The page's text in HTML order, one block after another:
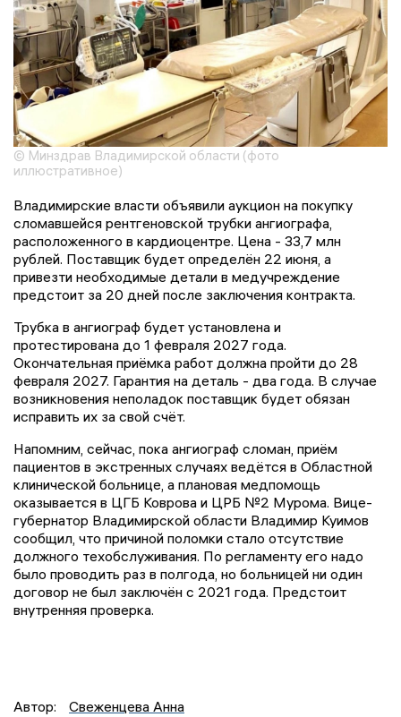
© Минздрав Владимирской области (фото
иллюстративное)
Владимирские власти объявили аукцион на покупку
сломавшейся рентгеновской трубки ангиографа,
расположенного в кардиоцентре. Цена - 33,7 млн
рублей. Поставщик будет определён 22 июня, а
привезти необходимые детали в медучреждение
предстоит за 20 дней после заключения контракта.
Трубка в ангиограф будет установлена и
протестирована до 1 февраля 2027 года.
Окончательная приёмка работ должна пройти до 28
февраля 2027. Гарантия на деталь - два года. В случае
возникновения неполадок поставщик будет обязан
исправить их за свой счёт.
Напомним, сейчас, пока ангиограф сломан, приём
пациентов в экстренных случаях ведётся в Областной
клинической больнице, а плановая медпомощь
оказывается в ЦГБ Коврова и ЦРБ №2 Мурома. Вице-
губернатор Владимирской области Владимир Куимов
сообщил, что причиной поломки стало отсутствие
должного техобслуживания. По регламенту его надо
было проводить раз в полгода, но больницей ни один
договор не был заключён с 2021 года. Предстоит
внутренняя проверка.
Автор: Свеженцева Анна